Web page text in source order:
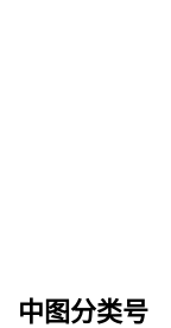
中图分类号